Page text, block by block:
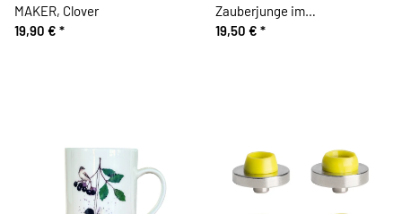
MAKER, Clover
19,90 € *
Zauberjunge im
Beerengarten, Acufactum
19,50 € *